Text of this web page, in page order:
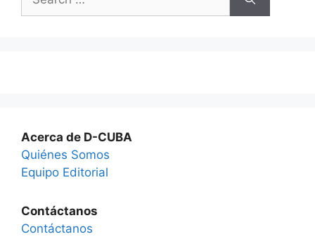
for:
Acerca de D-CUBA
Quiénes Somos
Equipo Editorial
Contáctanos
Contáctanos